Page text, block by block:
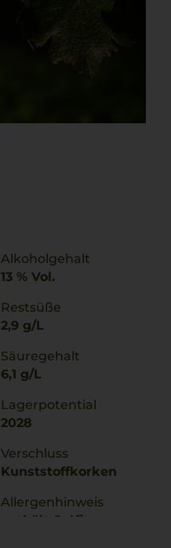
Alkoholgehalt
13 % Vol.
Restsüße
2,9 g/L
Säuregehalt
6,1 g/L
Lagerpotential
2028
Verschluss
Kunststoffkorken
Allergenhinweis
enthält Sulfite